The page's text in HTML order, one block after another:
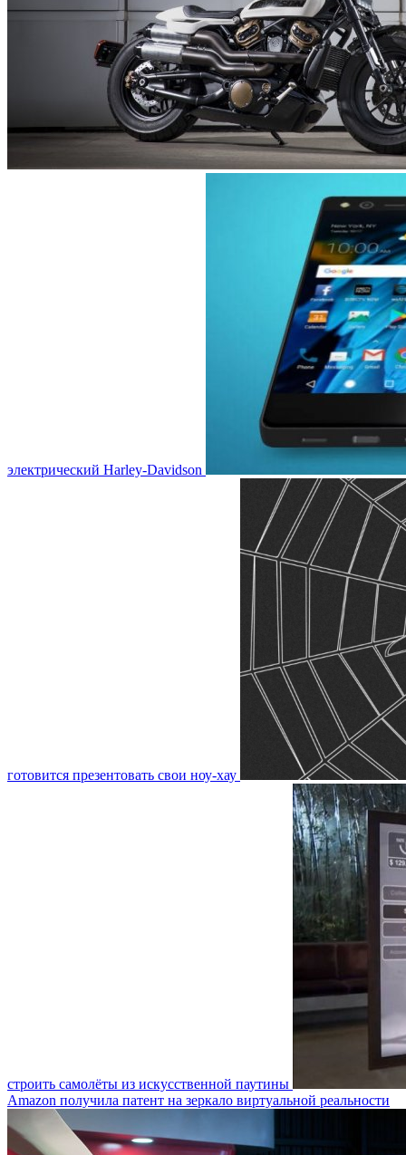
электрический Harley-Davidson
готовится презентовать свои ноу-хау
строить самолёты из искусственной паутины
Amazon получила патент на зеркало виртуальной реальности